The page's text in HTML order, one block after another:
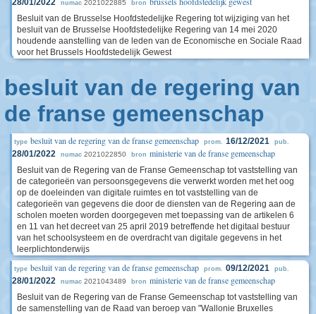
28/01/2022 numac 2021022885 bron
Besluit van de Brusselse Hoofdstedelijke Regering tot wijziging van het
besluit van de Brusselse Hoofdstedelijke Regering van 14 mei 2020
houdende aanstelling van de leden van de Economische en Sociale Raad
voor het Brussels Hoofdstedelijk Gewest
besluit van de regering van
de franse gemeenschap
type besluit van de regering van de franse gemeenschap prom. 16/12/2021 pub.
28/01/2022 numac 2021022850 bron ministerie van de franse gemeenschap
Besluit van de Regering van de Franse Gemeenschap tot vaststelling van
de categorieën van persoonsgegevens die verwerkt worden met het oog
op de doeleinden van digitale ruimtes en tot vaststelling van de
categorieën van gegevens die door de diensten van de Regering aan de
scholen moeten worden doorgegeven met toepassing van de artikelen 6
en 11 van het decreet van 25 april 2019 betreffende het digitaal bestuur
van het schoolsysteem en de overdracht van digitale gegevens in het
leerplichtonderwijs
type besluit van de regering van de franse gemeenschap prom. 09/12/2021 pub.
28/01/2022 numac 2021043489 bron ministerie van de franse gemeenschap
Besluit van de Regering van de Franse Gemeenschap tot vaststelling van
de samenstelling van de Raad van beroep van "Wallonie Bruxelles